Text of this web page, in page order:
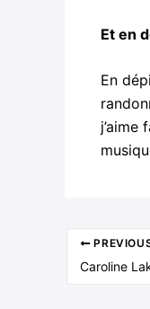
Et en
En
j’aime
Caroline